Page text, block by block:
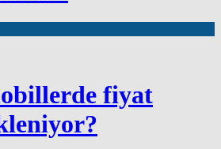
fiyat